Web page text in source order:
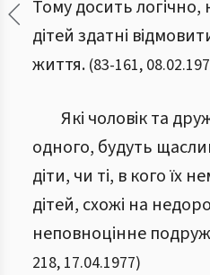
Тому досить
дітей здатні
життя. (83-161,
Які чоловік та
одного, будуть
діти, чи ті, в кого їх
дітей, схожі на
неповноцінне
218, 17.04.1977)